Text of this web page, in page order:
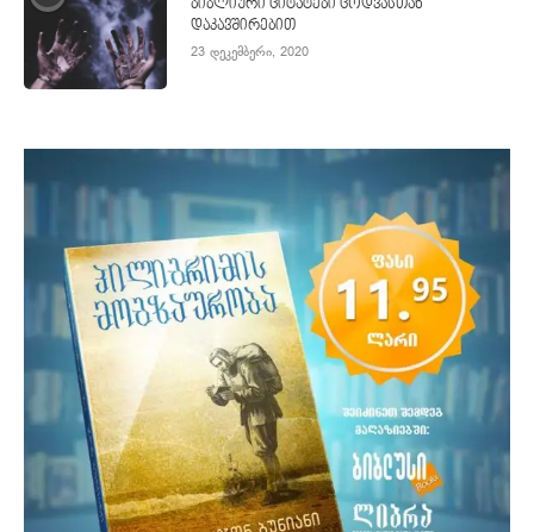
ბიბლიური ციტატები ცოდვასთან
დაკავშირებით
23 დეკემბერი, 2020